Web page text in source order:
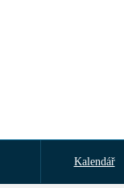
Kalendář